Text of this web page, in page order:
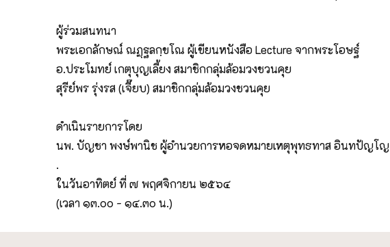
ผู้ร่วมสนทนา
พระเอกลักษณ์ ณฏฺฐลกฺขโณ ผู้เขียนหนังสือ Lecture จากพระโอษฐ์
อ.ประโมทย์ เกตุบุญเลี้ยง สมาชิกกลุ่มล้อมวงชวนคุย
สุรีย์พร รุ่งรส (เจี๊ยบ) สมาชิกกลุ่มล้อมวงชวนคุย
ดำเนินรายการโดย
นพ. บัญชา พงษ์พานิช ผู้อำนวยการหอจดหมายเหตุพุทธทาส อินทปัญโญ
.
ในวันอาทิตย์ ที่ ๗ พฤศจิกายน ๒๕๖๔
(เวลา ๑๓.๐๐ - ๑๔.๓๐ น.)